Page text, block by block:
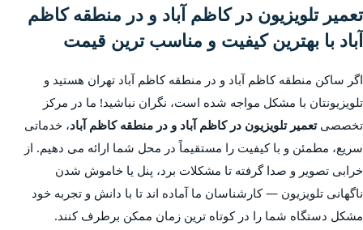
تعمیر تلویزیون در کاظم آباد و در منطقه کاظم
آباد با بهترین کیفیت و مناسب ترین قیمت
اگر ساکن منطقه کاظم آباد و در منطقه کاظم آباد تهران هستید و
تلویزیونتان با مشکل مواجه شده است، نگران نباشید! ما در مرکز
تخصصیتعمیر تلویزیون در کاظم آباد و در منطقه کاظم آباد، خدماتی
سریع، مطمئن و با کیفیت را مستقیماً در محل شما ارائه می دهیم. از
خرابی تصویر و صدا گرفته تا مشکلات برد، پنل یا خاموش شدن
ناگهانی تلویزیون — کارشناسان ما آماده اند تا با دانش و تجربه خود
مشکل دستگاه شما را در کوتاه ترین زمان ممکن برطرف کنند.